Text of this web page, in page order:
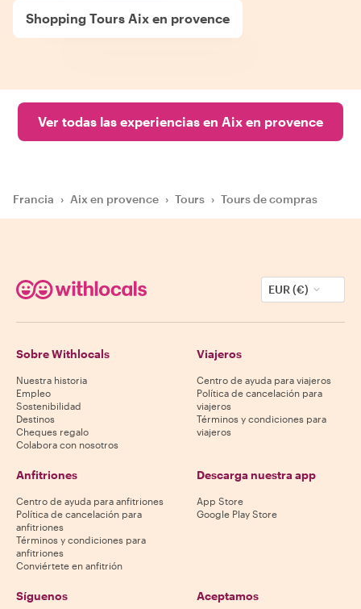
Shopping Tours Aix en provence
Ver todas las experiencias en Aix en provence
Francia › Aix en provence › Tours › Tours de compras
EUR (€)
Sobre Withlocals
Nuestra historia
Empleo
Sostenibilidad
Destinos
Cheques regalo
Colabora con nosotros
Viajeros
Centro de ayuda para viajeros
Política de cancelación para
viajeros
Términos y condiciones para
viajeros
Anfitriones
Centro de ayuda para anfitriones
Política de cancelación para
anfitriones
Términos y condiciones para
anfitriones
Conviértete en anfitrión
Descarga nuestra app
App Store
Google Play Store
Síguenos Aceptamos